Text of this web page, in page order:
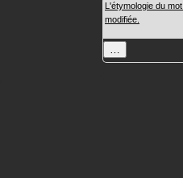
L'étymologie du mot
modifiée.
…